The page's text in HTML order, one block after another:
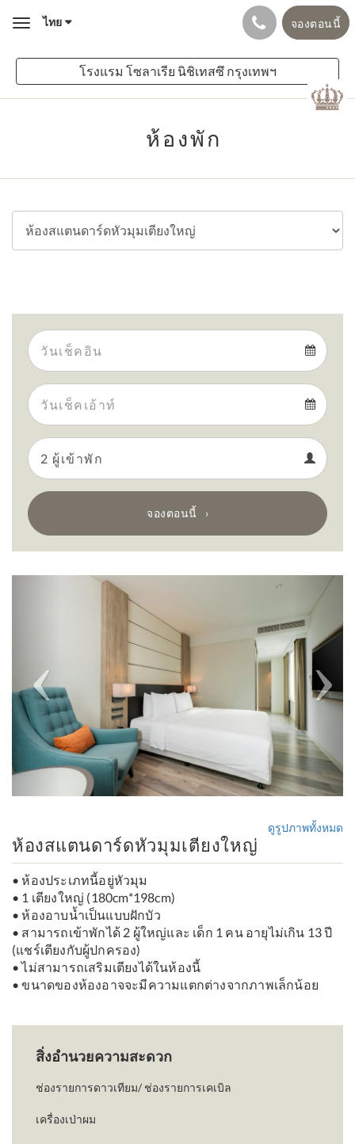
Toggleไทย จองตอนนี้
โรงแรม โซลาเรีย นิชิเทสซึ กรุงเทพฯ
ห้องพัก
จองตอนนี้
Previous Next
ดูรูปภาพทั้งหมด
ห้องสแตนดาร์ดหัวมุมเตียงใหญ่
• ห้องประเภทนี้อยู่หัวมุม
• 1 เตียงใหญ่ (180cm*198cm)
• ห้องอาบน้ำเป็นแบบฝักบัว
• สามารถเข้าพักได้ 2 ผู้ใหญ่และ เด็ก 1 คน อายุไม่เกิน 13 ปี
(แชร์เตียงกับผู้ปกครอง)
• ไม่สามารถเสริมเตียงได้ในห้องนี้
• ขนาดของห้องอาจจะมีความแตกต่างจากภาพเล็กน้อย
สิ่งอำนวยความสะดวก
ช่องรายการดาวเทียม/ ช่องรายการเคเบิล
เครื่องเป่าผม